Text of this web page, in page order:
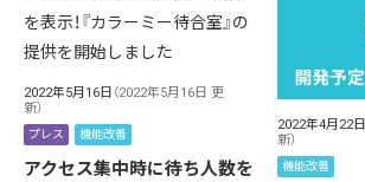
2022年5月16日 （2022年5月16日 更
新）
プレス 機能改善
アクセス集中時に待ち人数を
2022年4月22日
新）
機能改善